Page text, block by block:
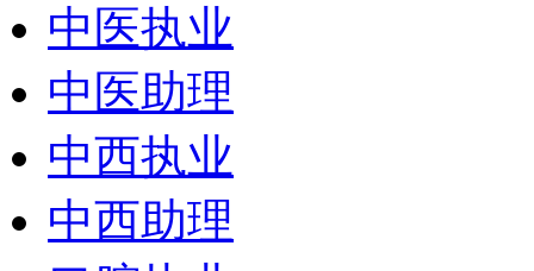
中医执业
中医助理
中西执业
中西助理